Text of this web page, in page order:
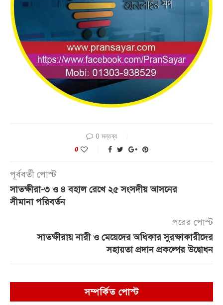
0 মন্তব্য
0
পূর্ববর্তী পোস্ট
সাতক্ষীরা-৩ ও ৪ বহাল রেখে ২৫ সংসদীয় আসনের
সীমানা পরিবর্তন
পরের পোস্ট
সাতক্ষীরায় নারী ও মেয়েদের অধিকার সুরক্ষাকারীদের
সহায়তা প্রদান প্রকল্পের উদ্বোধন
সম্পর্কিত পোস্ট